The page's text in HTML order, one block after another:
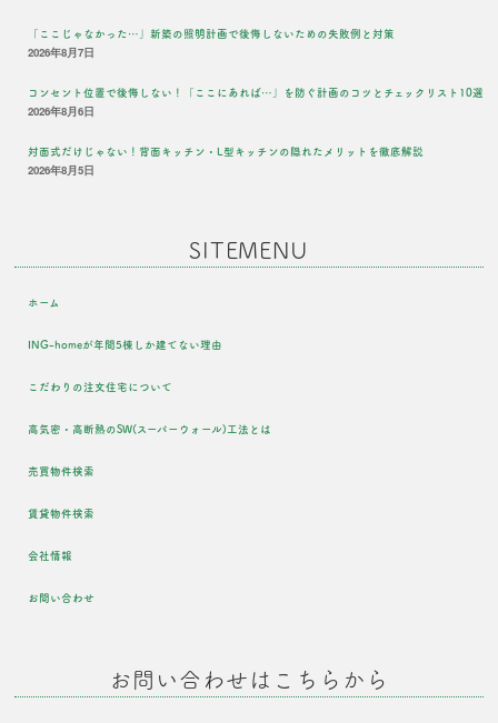
「ここじゃなかった…」新築の照明計画で後悔しないための失敗例と対策
2026年8月7日
コンセント位置で後悔しない！「ここにあれば…」を防ぐ計画のコツとチェックリスト10選
2026年8月6日
対面式だけじゃない！背面キッチン・L型キッチンの隠れたメリットを徹底解説
2026年8月5日
SITEMENU
ホーム
ING-homeが年間5棟しか建てない理由
こだわりの注文住宅について
高気密・高断熱のSW(スーパーウォール)工法とは
売買物件検索
賃貸物件検索
会社情報
お問い合わせ
お問い合わせはこちらから